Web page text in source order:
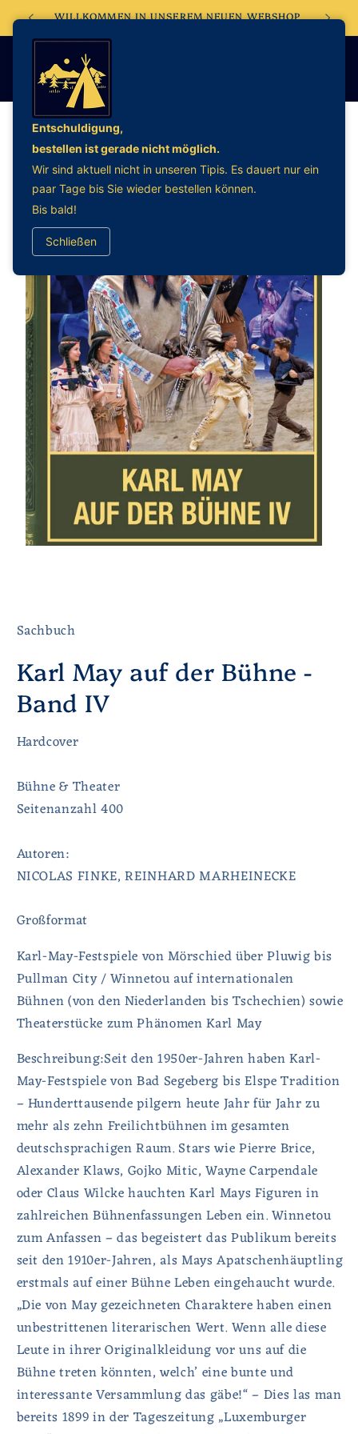
zum
Inhalt
WILLKOMMEN IN UNSEREM NEUEN WEBSHOP
Sachbuch
Karl May auf der Bühne -
Band IV
Hardcover
Bühne & Theater
Seitenanzahl 400
Autoren:
NICOLAS FINKE, REINHARD MARHEINECKE
Großformat
Karl-May-Festspiele von Mörschied über Pluwig bis
Pullman City / Winnetou auf internationalen
Bühnen (von den Niederlanden bis Tschechien) sowie
Theaterstücke zum Phänomen Karl May
Beschreibung:Seit den 1950er-Jahren haben Karl-
May-Festspiele von Bad Segeberg bis Elspe Tradition
– Hunderttausende pilgern heute Jahr für Jahr zu
mehr als zehn Freilichtbühnen im gesamten
deutschsprachigen Raum. Stars wie Pierre Brice,
Alexander Klaws, Gojko Mitic, Wayne Carpendale
oder Claus Wilcke hauchten Karl Mays Figuren in
zahlreichen Bühnenfassungen Leben ein. Winnetou
zum Anfassen – das begeistert das Publikum bereits
seit den 1910er-Jahren, als Mays Apatschenhäuptling
erstmals auf einer Bühne Leben eingehaucht wurde.
„Die von May gezeichneten Charaktere haben einen
unbestrittenen literarischen Wert. Wenn alle diese
Leute in ihrer Originalkleidung vor uns auf die
Bühne treten könnten, welch’ eine bunte und
interessante Versammlung das gäbe!“ – Dies las man
bereits 1899 in der Tageszeitung „Luxemburger
Entschuldigung,
bestellen ist gerade nicht möglich.
Wir sind aktuell nicht in unseren Tipis. Es dauert nur ein
paar Tage bis Sie wieder bestellen können.
Bis bald!
Schließen